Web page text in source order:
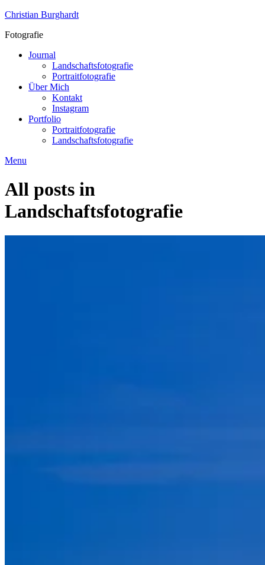
Skip
content
Christian Burghardt
Fotografie
Journal
Landschaftsfotografie
Portraitfotografie
Über Mich
Kontakt
Instagram
Portfolio
Portraitfotografie
Landschaftsfotografie
Menu
All posts in
Landschaftsfotografie